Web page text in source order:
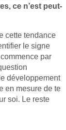
ce n’est peut-
cette tendance
le signe
par
développement
en mesure de te
soi. Le reste